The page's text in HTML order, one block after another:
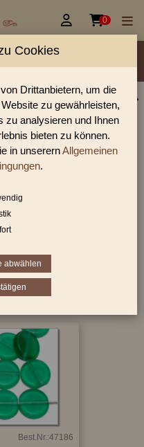
 0
Farbe
Perlen Linsen &
zahlreich gedrückte Perlen
weiter Glasperlen.
Kategorie:
Scheiben
3
Best.Nr.:47186
Cookies
Drittanbietern, um die
zu gewährleisten,
zu analysieren und Ihnen
bieten zu können.
in unserernAllgemeinen
.
abwählen